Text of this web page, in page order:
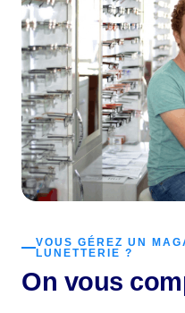
VOUS GÉREZ UN
LUNETTERIE ?
On vous